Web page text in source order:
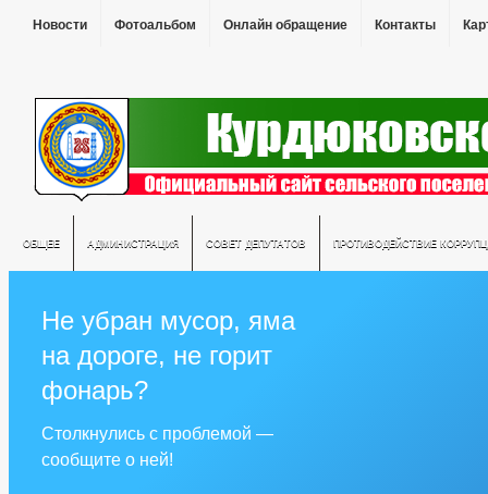
Новости Фотоальбом Онлайн обращение Контакты
ОБЩЕЕ АДМИНИСТРАЦИЯ СОВЕТ ДЕПУТАТОВ ПРОТИВОДЕЙСТВИЕ
Не убран мусор, яма
на дороге, не горит
фонарь?
Столкнулись с проблемой —
сообщите о ней!